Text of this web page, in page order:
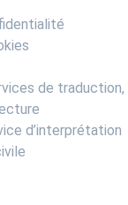
de traduction,
d’interprétation